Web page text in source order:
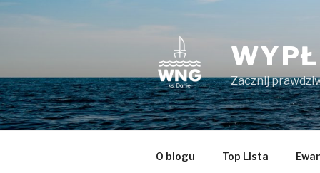
Zacznij
O blogu Top Lista